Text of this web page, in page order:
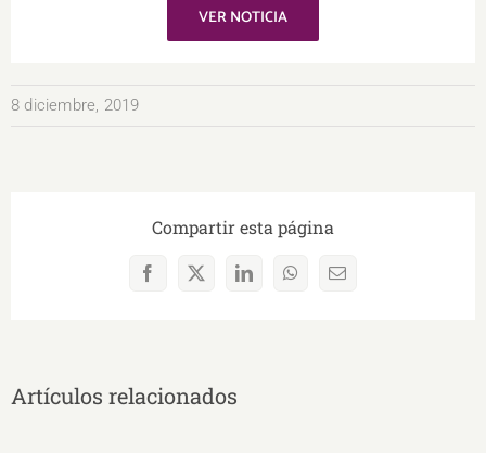
VER NOTICIA
8 diciembre, 2019
Compartir esta página
Facebook
X LinkedInWhatsAppCorreo
Artículos relacionados